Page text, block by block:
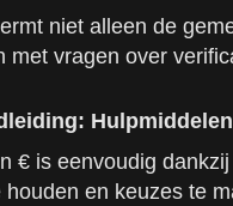
niet alleen de
met vragen over
€ is eenvoudig
en keuzes te